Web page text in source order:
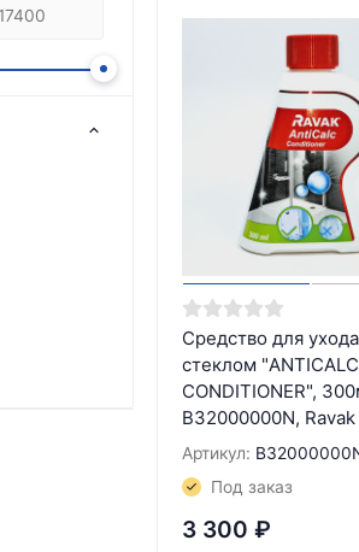
Средство для
стеклом "ANTICALC
CONDITIONER",
B32000000N, Ravak
Артикул:
Под заказ
3 300 ₽